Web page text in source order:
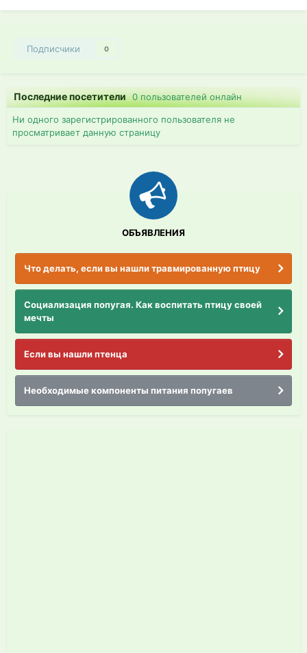
Подписчики 0
Последние посетители0 пользователей онлайн
Ни одного зарегистрированного пользователя не
просматривает данную страницу
ОБЪЯВЛЕНИЯ
Что делать, если вы нашли травмированную птицу
Социализация попугая. Как воспитать птицу своей
мечты
Если вы нашли птенца
Необходимые компоненты питания попугаев